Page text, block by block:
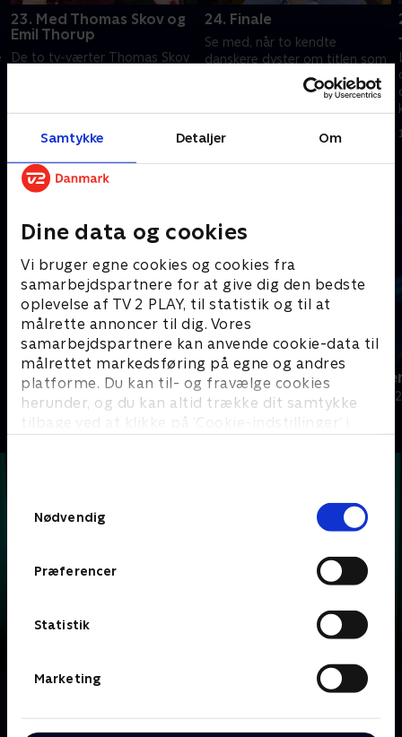
Samtykke Detaljer Om
Dine data og cookies
Vi bruger egne cookies og cookies fra
samarbejdspartnere for at give dig den bedste
oplevelse af TV 2 PLAY, til statistik og til at
målrette annoncer til dig. Vores
samarbejdspartnere kan anvende cookie-data til
målrettet markedsføring på egne og andres
platforme. Du kan til- og fravælge cookies
herunder, og du kan altid trække dit samtykke
tilbage ved at klikke på ’Cookie-indstillinger’ i
Nødvendig
Præferencer
Statistik
Marketing
23. Med Thomas Skov og
Emil Thorup
De to tv-værter Thomas Skov
humor og selvironi. Se dem i
selskab med Annette Heick og
Brian Mørk i den
underholdende loppequiz
14. september 2016 • 29 min
24. Finale
Se med, når to kendte
danskere dyster om titlen som
ugens krejlerkonge i det
underholdende quizprogram,
hvor Lasse Rimmer svinger
Annette Heick og Brian Mørk
15. september 2016 • 29 min
Andre så også
24 stjerners julikalender
TV-Shows • 1 sæsoner
Hvem vil
Quiz-shows •